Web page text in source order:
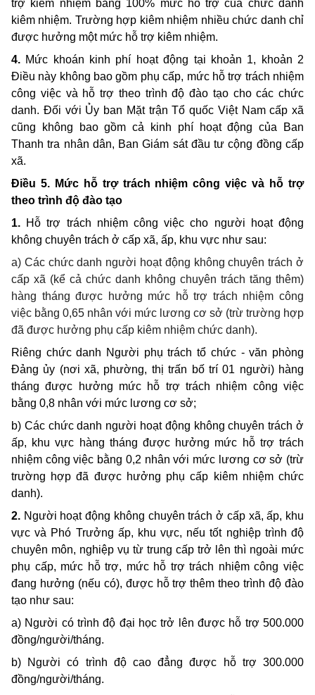
trợ kiêm nhiệm bằng 100% mức hỗ trợ của chức danh
kiêm nhiệm. Trường hợp kiêm nhiệm nhiều chức danh chỉ
được hưởng một mức hỗ trợ kiêm nhiệm.
4. Mức khoán kinh phí hoạt động tại khoản 1, khoản 2
Điều này không bao gồm phụ cấp, mức hỗ trợ trách nhiệm
công việc và hỗ trợ theo trình độ đào tạo cho các chức
danh. Đối với Ủy ban Mặt trận Tổ quốc Việt Nam cấp xã
cũng không bao gồm cả kinh phí hoạt động của Ban
Thanh tra nhân dân, Ban Giám sát đầu tư cộng đồng cấp
xã.
Điều 5. Mức hỗ trợ trách nhiệm công việc và hỗ trợ
theo trình độ đào tạo
1. Hỗ trợ trách nhiệm công việc cho người hoạt động
không chuyên trách ở cấp xã, ấp, khu vực như sau:
a) Các chức danh người hoạt động không chuyên trách ở
cấp xã (kể cả chức danh không chuyên trách tăng thêm)
hàng tháng được hưởng mức hỗ trợ trách nhiệm công
việc bằng 0,65 nhân với mức lương cơ sở (trừ trường hợp
đã được hưởng phụ cấp kiêm nhiệm chức danh).
Riêng chức danh Người phụ trách tổ chức - văn phòng
Đảng ủy (nơi xã, phường, thị trấn bố trí 01 người) hàng
tháng được hưởng mức hỗ trợ trách nhiệm công việc
bằng 0,8 nhân với mức lương cơ sở;
b) Các chức danh người hoạt động không chuyên trách ở
ấp, khu vực hàng tháng được hưởng mức hỗ trợ trách
nhiệm công việc bằng 0,2 nhân với mức lương cơ sở (trừ
trường hợp đã được hưởng phụ cấp kiêm nhiệm chức
danh).
2. Người hoạt động không chuyên trách ở cấp xã, ấp, khu
vực và Phó Trưởng ấp, khu vực, nếu tốt nghiệp trình độ
chuyên môn, nghiệp vụ từ trung cấp trở lên thì ngoài mức
phụ cấp, mức hỗ trợ, mức hỗ trợ trách nhiệm công việc
đang hưởng (nếu có), được hỗ trợ thêm theo trình độ đào
tạo như sau:
a) Người có trình độ đại học trở lên được hỗ trợ 500.000
đồng/người/tháng.
b) Người có trình độ cao đẳng được hỗ trợ 300.000
đồng/người/tháng.